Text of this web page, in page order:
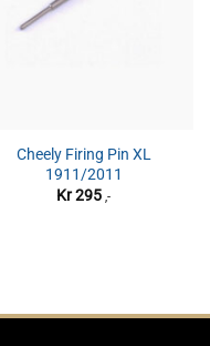
Cheely Firing Pin XL
1911/2011
Kr295 ,-